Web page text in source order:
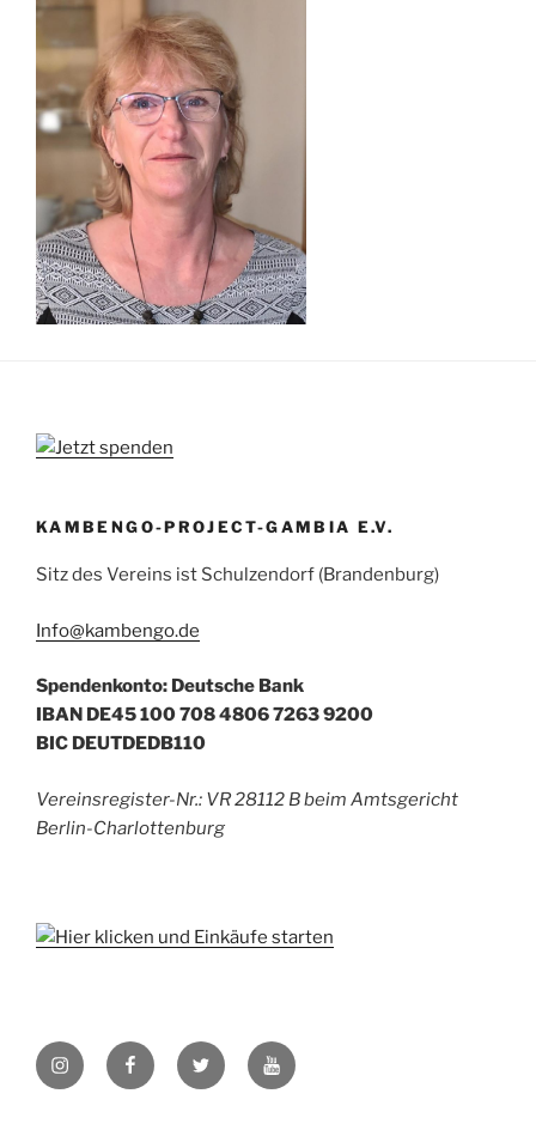
KAMBENGO-PROJECT-GAMBIA E.V.
Sitz des Vereins ist Schulzendorf (Brandenburg)
Info@kambengo.de
Spendenkonto: Deutsche Bank
IBAN DE45 100 708 4806 7263 9200
BIC DEUTDEDB110
Vereinsregister-Nr.: VR 28112 B beim Amtsgericht
Berlin-Charlottenburg
InstagramFacebookTwitter YouTube